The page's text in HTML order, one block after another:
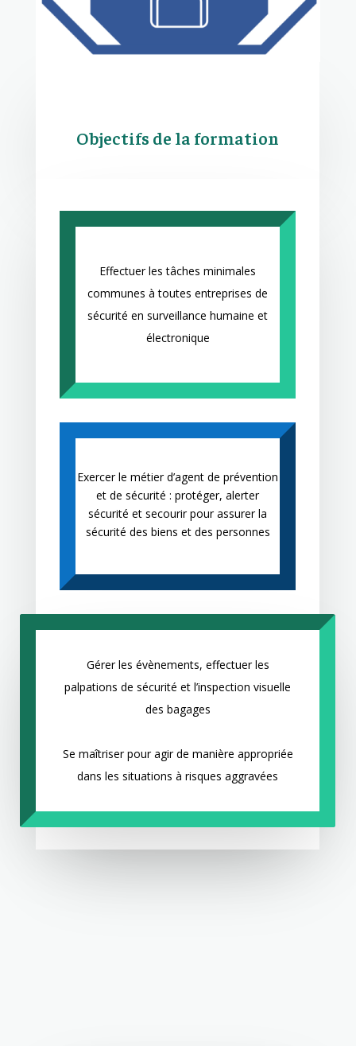
Objectifs de la formation
Effectuer les tâches minimales
communes à toutes entreprises de
sécurité en surveillance humaine et
électronique
Exercer le métier d’agent de prévention
et de sécurité : protéger, alerter
sécurité et secourir pour assurer la
sécurité des biens et des personnes
Gérer les évènements, effectuer les
palpations de sécurité et l’inspection visuelle
des bagages
Se maîtriser pour agir de manière appropriée
dans les situations à risques aggravées